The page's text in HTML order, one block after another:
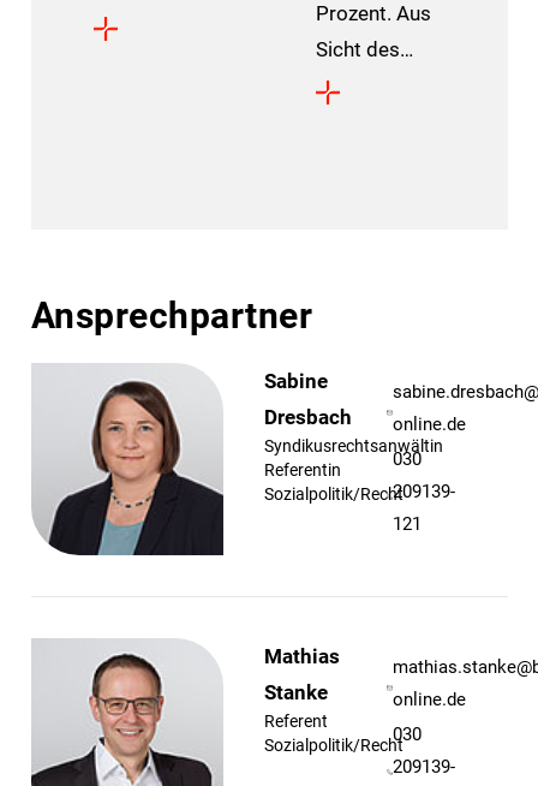
Prozent. Aus
Sicht des…
Ansprechpartner
Sabine
Dresbach
Syndikusrechtsanwältin
Referentin
Sozialpolitik/Recht
online.de
030
209139-
121
Mathias
Stanke
Referent
Sozialpolitik/Recht
online.de
030
209139-